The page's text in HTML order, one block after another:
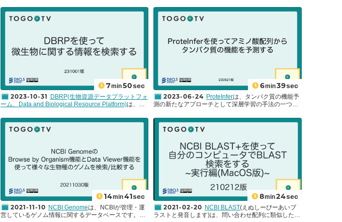
Minimap2、Fasttree、Muscle5、Mafft、Astral、
PDD、PGA、NOVOPlasty、OrthoFinderなどの優れた
ツールが統合されています。NGSデータから単一コピ
カーを抽出することができ、また、複数の分子マーカ
ーのアラインメントとトリミング、Concatenateモデ
ルや合祖理論に基づく系統樹の構築、分岐年代推定を
遺伝子の識別も可能です。今回は、GeneMiner2を使
って、手元のデータ(参照配列)に高い類似性を示す配
列をNGSデータから直接抽出する方法について紹介し
ます。
Local Alignment Search Toolの略称で、配列間の局所
的な類似領域を検出するためのプログラムのことで
す。核酸またはアミノ酸配列を対象として、データベ
意な一致領域のスコアリングを行います。BLASTは配
列間の機能的・進化的関係性の推定や遺伝子ファミリ
ーメンバーの同定などに利用することができます。今
ターフェースや各設定項目などについて紹介します。
7min50sec
2023-10-31
DBRP(生物資源データプラットフォ
ーム、Data and Biological Resource Platform)は、
いる微生物に関するデータプラットフォームです。
NBRCは微生物の収集・保存・提供・技術支援などを
行っている機関で、多くの微生物株を保有していま
心に、微生物株のデータとその関連データを見ること
ができます。NBRC以外の企業・大学・公的機関など
からもデータが提供され、それらの一部は誰でも閲覧
することができます。現在、5万件以上の微生物株情
報がデータベース化され、随時更新されています。日
本語での検索に対応しており、様々な箇所にわかりや
すい説明が日本語で記載されているため、微生物の専
門家だけではなく、初学者にとっても利用しやすいサ
ービスとなっています。この動画ではDBRPを使って
微生物に関する情報を検索するための基本的な利用方
6min39sec
2023-06-24 ProteInferは、タンパク質の機能予
測の新たなアプローチとして深層学習の手法の一つで
Convolutional Neural Networks)｣を採用したツールで
す。BLASTやInterProScan
ク質の機能予測ツールは、配列アラインメントを利用
してクエリ配列を大規模なデータベースと比較するこ
とが特徴です。しかし、このアプローチには配列類似
性が低い配列に対して機能予測が難しいなど､限界もあ
ります。 ProteInferが採用する手法では、配列アライ
ンメントを必要とせずに、完全長アミノ酸配列からタ
ンパク質の機能を予測することができます。モデルの
学習データには､人の手によるアノテーションが行われ
ているSwiss-Prot(UniProtKBを構成するデータベース)
に登録されているアミノ酸配列が用いられていますが､
それ以外のアミノ酸配列に関しても機能の予測が可能
であることが示唆されています。ProteInferでは､
14min41sec
2021-11-10 NCBI Genomeは、NCBIが管理・運
営しているゲノム情報に関するデータベースです。近
8min24sec
2021-02-20 NCBI BLAST(えぬしーびーあいブ
ラストと発音します)は、問い合わせ配列に類似した配